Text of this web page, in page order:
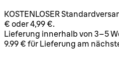
KOSTENLOSER
€ oder 4,99 €.
Lieferung innerhalb von 3–5
9.99 € für Lieferung am